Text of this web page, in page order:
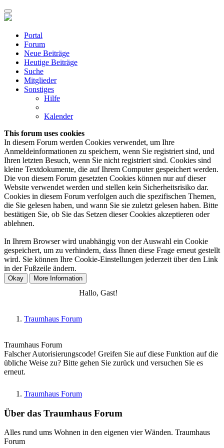
Portal
Forum
Neue Beiträge
Heutige Beiträge
Suche
Mitglieder
Sonstiges
Hilfe
Kalender
This forum uses cookies
In diesem Forum werden Cookies verwendet, um Ihre
Anmeldeinformationen zu speichern, wenn Sie registriert sind, und
Ihren letzten Besuch, wenn Sie nicht registriert sind. Cookies sind
kleine Textdokumente, die auf Ihrem Computer gespeichert werden.
Die von diesem Forum gesetzten Cookies können nur auf dieser
Website verwendet werden und stellen kein Sicherheitsrisiko dar.
Cookies in diesem Forum verfolgen auch die spezifischen Themen,
die Sie gelesen haben, und wann Sie sie zuletzt gelesen haben. Bitte
bestätigen Sie, ob Sie das Setzen dieser Cookies akzeptieren oder
ablehnen.
In Ihrem Browser wird unabhängig von der Auswahl ein Cookie
gespeichert, um zu verhindern, dass Ihnen diese Frage erneut gestellt
wird. Sie können Ihre Cookie-Einstellungen jederzeit über den Link
in der Fußzeile ändern.
Hallo, Gast!
Traumhaus Forum
Traumhaus Forum
Falscher Autorisierungscode! Greifen Sie auf diese Funktion auf die
übliche Weise zu? Bitte gehen Sie zurück und versuchen Sie es
erneut.
Traumhaus Forum
Über das Traumhaus Forum
Alles rund ums Wohnen in den eigenen vier Wänden. Traumhaus
Forum